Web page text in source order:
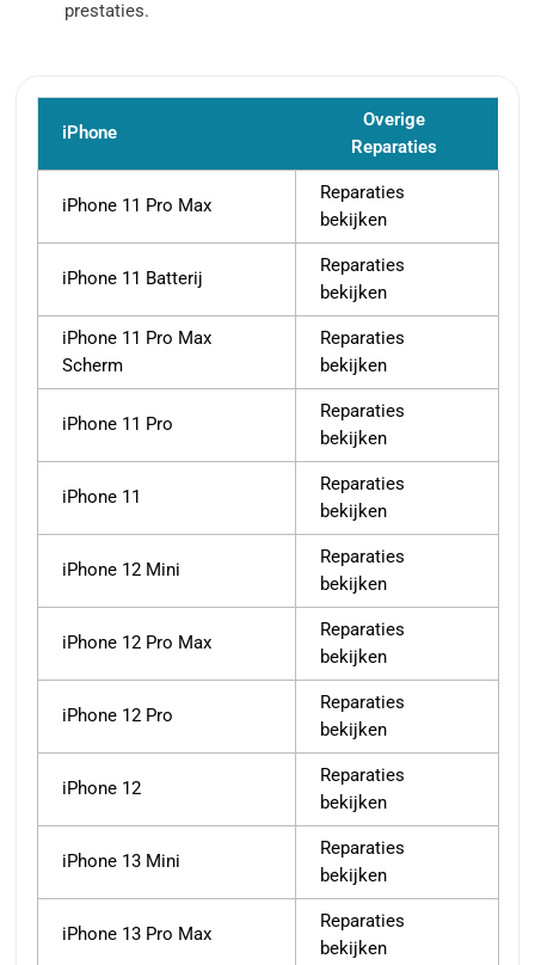
prestaties.
iPhone
Overige
Reparaties
iPhone 11 Pro Max
Reparaties
bekijken
iPhone 11 Batterij
Reparaties
bekijken
iPhone 11 Pro Max
Scherm
Reparaties
bekijken
iPhone 11 Pro
Reparaties
bekijken
iPhone 11
Reparaties
bekijken
iPhone 12 Mini
Reparaties
bekijken
iPhone 12 Pro Max
Reparaties
bekijken
iPhone 12 Pro
Reparaties
bekijken
iPhone 12
Reparaties
bekijken
iPhone 13 Mini
Reparaties
bekijken
iPhone 13 Pro Max
Reparaties
bekijken